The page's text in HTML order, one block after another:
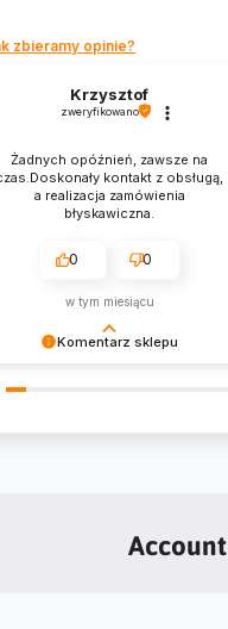
zbieramy opinie?
Komentarz sklepu
Krzysztof
zweryfikowano
Żadnych opóźnień, zawsze na
kontakt z obsługą,
a realizacja zamówienia
błyskawiczna.
0 0
w tym miesiącu
Account